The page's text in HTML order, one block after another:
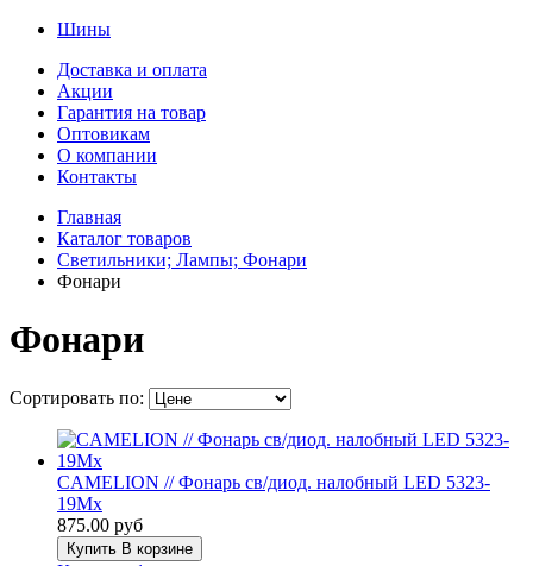
Шины
Доставка и оплата
Акции
Гарантия на товар
Оптовикам
О компании
Контакты
Главная
Каталог товаров
Светильники; Лампы; Фонари
Фонари
Фонари
Сортировать по:
CAMELION // Фонарь св/диод. налобный LED 5323-
19Mx
875.00 руб
Купить В корзине